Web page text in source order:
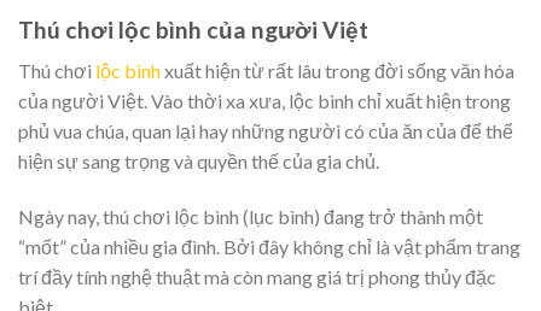
Thú chơi lộc bình của người Việt
Thú chơi lộc bìnhxuất hiện từ rất lâu trong đời sống văn hóa
của người Việt. Vào thời xa xưa, lộc bình chỉ xuất hiện trong
phủ vua chúa, quan lại hay những người có của ăn của để thể
hiện sự sang trọng và quyền thế của gia chủ.
Ngày nay, thú chơi lộc bình (lục bình) đang trở thành một
“mốt” của nhiều gia đình. Bởi đây không chỉ là vật phẩm trang
trí đầy tính nghệ thuật mà còn mang giá trị phong thủy đặc